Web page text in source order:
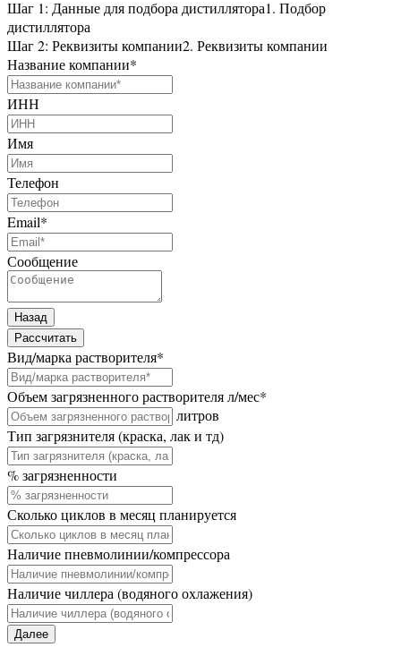
Шаг 1: Данные для подбора дистиллятора1. Подбор
дистиллятора
Шаг 2: Реквизиты компании2. Реквизиты компании
Название компании*
ИНН
Имя
Телефон
Email*
Сообщение
Назад
Рассчитать
Вид/марка растворителя*
Объем загрязненного растворителя л/мес*
литров
Тип загрязнителя (краска, лак и тд)
% загрязненности
Сколько циклов в месяц планируется
Наличие пневмолинии/компрессора
Наличие чиллера (водяного охлажения)
Далее